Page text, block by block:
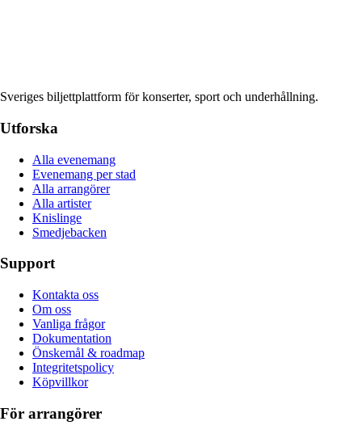
Sveriges biljettplattform för konserter, sport och underhållning.
Utforska
Alla evenemang
Evenemang per stad
Alla arrangörer
Alla artister
Knislinge
Smedjebacken
Support
Kontakta oss
Om oss
Vanliga frågor
Dokumentation
Önskemål & roadmap
Integritetspolicy
Köpvillkor
För arrangörer